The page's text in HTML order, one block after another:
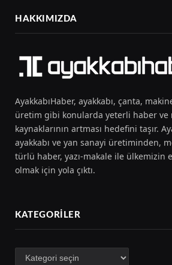
HAKKIMIZDA
AyakkabıHaber, ayakkabı, çanta,
üretim gibi konularda yeterli haber ve
kaynaklarının artması hedefini taşır.
ayakkabı ve yan sanayi üretiminden,
türlü haber, yazı-makale ile ülkemizin
olmak için yola çıktı.
KATEGORILER
Kategoriler